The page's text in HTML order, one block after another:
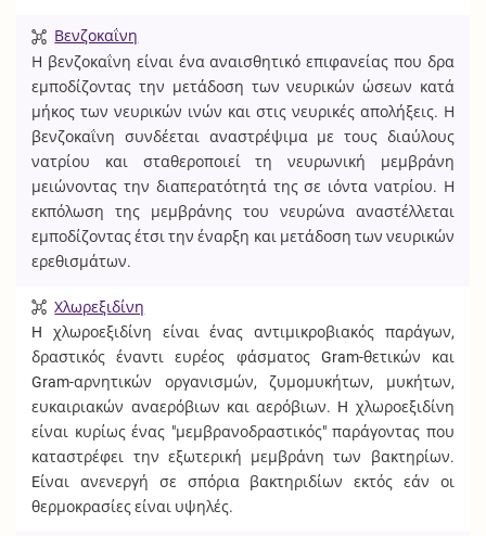
Βενζοκαΐνη
Η βενζοκαΐνη είναι ένα αναισθητικό επιφανείας που δρα
εμποδίζοντας την μετάδοση των νευρικών ώσεων κατά
μήκος των νευρικών ινών και στις νευρικές απολήξεις. Η
βενζοκαΐνη συνδέεται αναστρέψιμα με τους διαύλους
νατρίου και σταθεροποιεί τη νευρωνική μεμβράνη
μειώνοντας την διαπερατότητά της σε ιόντα νατρίου. Η
εκπόλωση της μεμβράνης του νευρώνα αναστέλλεται
εμποδίζοντας έτσι την έναρξη και μετάδοση των νευρικών
ερεθισμάτων.
Χλωρεξιδίνη
H χλωροεξιδίνη είναι ένας αντιμικροβιακός παράγων,
δραστικός έναντι ευρέος φάσματος Gram-θετικών και
Gram-αρνητικών οργανισμών, ζυμομυκήτων, μυκήτων,
ευκαιριακών αναερόβιων και αερόβιων. H χλωροεξιδίνη
είναι κυρίως ένας "μεμβρανοδραστικός" παράγοντας που
καταστρέφει την εξωτερική μεμβράνη των βακτηρίων.
Eίναι ανενεργή σε σπόρια βακτηριδίων εκτός εάν οι
θερμοκρασίες είναι υψηλές.